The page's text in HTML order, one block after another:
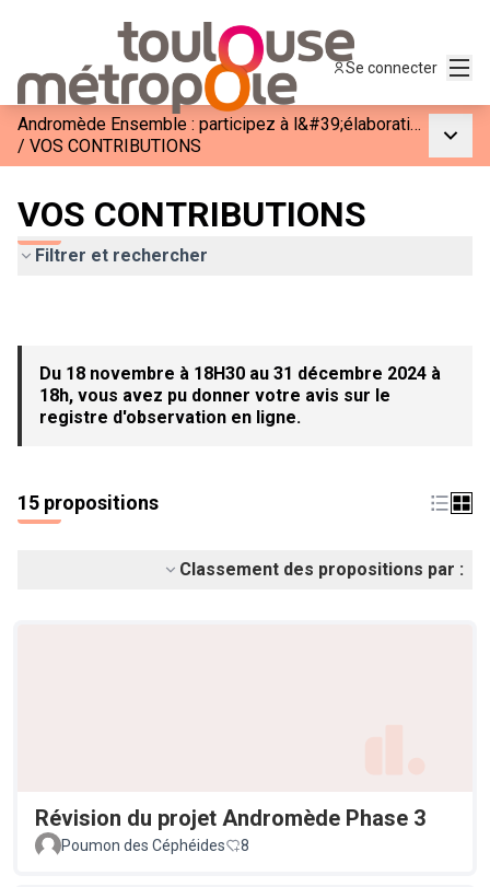
Se connecter
Andromède Ensemble : participez à l&#39;élaboration de la phase 3
/ VOS CONTRIBUTIONS
VOS CONTRIBUTIONS
Filtrer et rechercher
Du 18 novembre à 18H30 au 31 décembre 2024 à
18h, vous avez pu donner votre avis sur le
registre d'observation en ligne.
15 propositions
Classement des propositions par :
Révision du projet Andromède Phase 3
Poumon des Céphéides 8